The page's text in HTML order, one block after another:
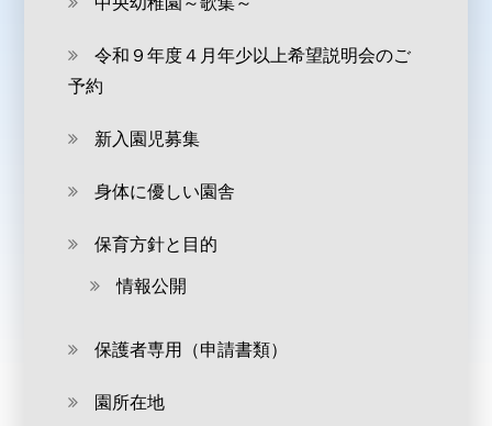
令和９年度４月年少以上希望説明会のご
予約
新入園児募集
身体に優しい園舎
保育方針と目的
情報公開
保護者専用（申請書類）
園所在地